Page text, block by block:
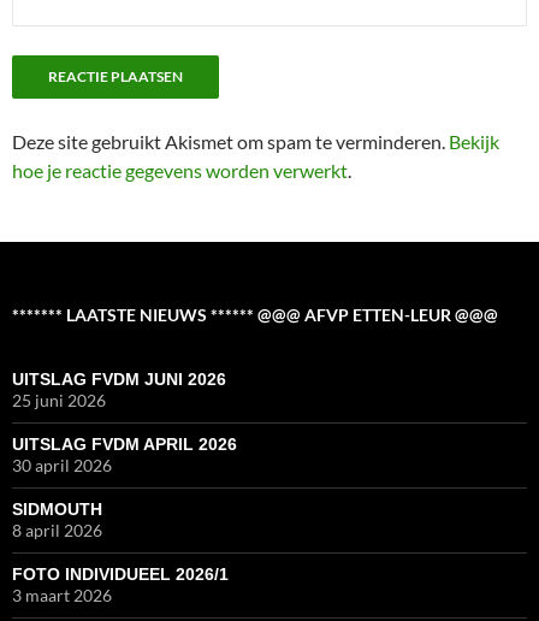
Deze site gebruikt Akismet om spam te verminderen. Bekijk
hoe je reactie gegevens worden verwerkt.
******* LAATSTE NIEUWS ****** @@@ AFVP ETTEN-LEUR @@@
UITSLAG FVDM JUNI 2026
25 juni 2026
UITSLAG FVDM APRIL 2026
30 april 2026
SIDMOUTH
8 april 2026
FOTO INDIVIDUEEL 2026/1
3 maart 2026